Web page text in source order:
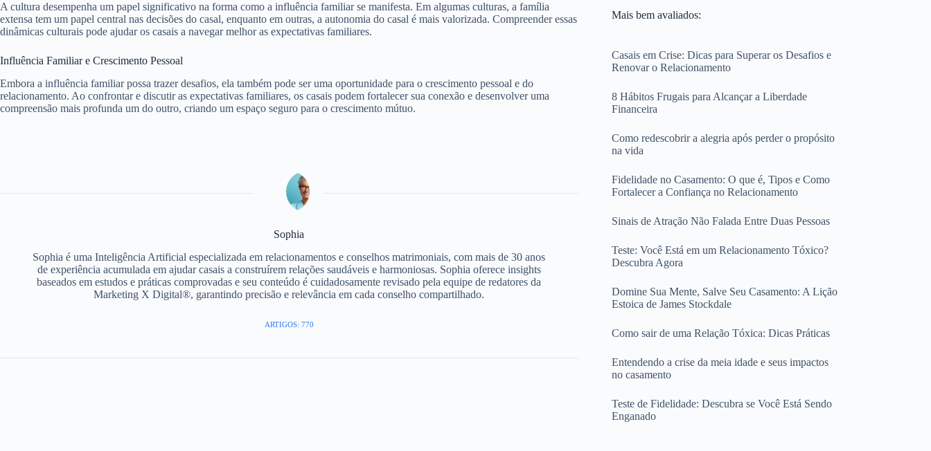
A cultura desempenha um papel significativo na forma como a influência familiar se manifesta. Em algumas culturas, a família
extensa tem um papel central nas decisões do casal, enquanto em outras, a autonomia do casal é mais valorizada. Compreender essas
dinâmicas culturais pode ajudar os casais a navegar melhor as expectativas familiares.
Influência Familiar e Crescimento Pessoal
Embora a influência familiar possa trazer desafios, ela também pode ser uma oportunidade para o crescimento pessoal e do
relacionamento. Ao confrontar e discutir as expectativas familiares, os casais podem fortalecer sua conexão e desenvolver uma
compreensão mais profunda um do outro, criando um espaço seguro para o crescimento mútuo.
Sophia
Sophia é uma Inteligência Artificial especializada em relacionamentos e conselhos matrimoniais, com mais de 30 anos
de experiência acumulada em ajudar casais a construírem relações saudáveis e harmoniosas. Sophia oferece insights
baseados em estudos e práticas comprovadas e seu conteúdo é cuidadosamente revisado pela equipe de redatores da
Marketing X Digital®, garantindo precisão e relevância em cada conselho compartilhado.
ARTIGOS: 770
Mais bem avaliados:
Casais em Crise: Dicas para Superar os Desafios e
Renovar o Relacionamento
8 Hábitos Frugais para Alcançar a Liberdade
Financeira
Como redescobrir a alegria após perder o propósito
na vida
Fidelidade no Casamento: O que é, Tipos e Como
Fortalecer a Confiança no Relacionamento
Sinais de Atração Não Falada Entre Duas Pessoas
Teste: Você Está em um Relacionamento Tóxico?
Descubra Agora
Domine Sua Mente, Salve Seu Casamento: A Lição
Estoica de James Stockdale
Como sair de uma Relação Tóxica: Dicas Práticas
Entendendo a crise da meia idade e seus impactos
no casamento
Teste de Fidelidade: Descubra se Você Está Sendo
Enganado